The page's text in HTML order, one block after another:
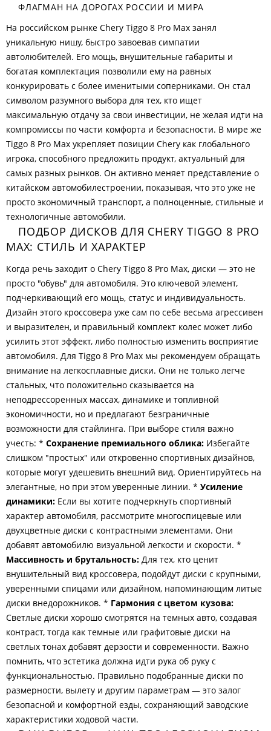
ФЛАГМАН НА ДОРОГАХ РОССИИ И МИРА
На российском рынке Chery Tiggo 8 Pro Max занял
уникальную нишу, быстро завоевав симпатии
автолюбителей. Его мощь, внушительные габариты и
богатая комплектация позволили ему на равных
конкурировать с более именитыми соперниками. Он стал
символом разумного выбора для тех, кто ищет
максимальную отдачу за свои инвестиции, не желая идти на
компромиссы по части комфорта и безопасности. В мире же
Tiggo 8 Pro Max укрепляет позиции Chery как глобального
игрока, способного предложить продукт, актуальный для
самых разных рынков. Он активно меняет представление о
китайском автомобилестроении, показывая, что это уже не
просто экономичный транспорт, а полноценные, стильные и
технологичные автомобили.
ПОДБОР ДИСКОВ ДЛЯ CHERY TIGGO 8 PRO
MAX: СТИЛЬ И ХАРАКТЕР
Когда речь заходит о Chery Tiggo 8 Pro Max, диски — это не
просто "обувь" для автомобиля. Это ключевой элемент,
подчеркивающий его мощь, статус и индивидуальность.
Дизайн этого кроссовера уже сам по себе весьма агрессивен
и выразителен, и правильный комплект колес может либо
усилить этот эффект, либо полностью изменить восприятие
автомобиля. Для Tiggo 8 Pro Max мы рекомендуем обращать
внимание на легкосплавные диски. Они не только легче
стальных, что положительно сказывается на
неподрессоренных массах, динамике и топливной
экономичности, но и предлагают безграничные
возможности для стайлинга. При выборе стиля важно
учесть: * Сохранение премиального облика: Избегайте
слишком "простых" или откровенно спортивных дизайнов,
которые могут удешевить внешний вид. Ориентируйтесь на
элегантные, но при этом уверенные линии. * Усиление
динамики: Если вы хотите подчеркнуть спортивный
характер автомобиля, рассмотрите многоспицевые или
двухцветные диски с контрастными элементами. Они
добавят автомобилю визуальной легкости и скорости. *
Массивность и брутальность: Для тех, кто ценит
внушительный вид кроссовера, подойдут диски с крупными,
уверенными спицами или дизайном, напоминающим литые
диски внедорожников. * Гармония с цветом кузова:
Светлые диски хорошо смотрятся на темных авто, создавая
контраст, тогда как темные или графитовые диски на
светлых тонах добавят дерзости и современности. Важно
помнить, что эстетика должна идти рука об руку с
функциональностью. Правильно подобранные диски по
размерности, вылету и другим параметрам — это залог
безопасной и комфортной езды, сохраняющий заводские
характеристики ходовой части.